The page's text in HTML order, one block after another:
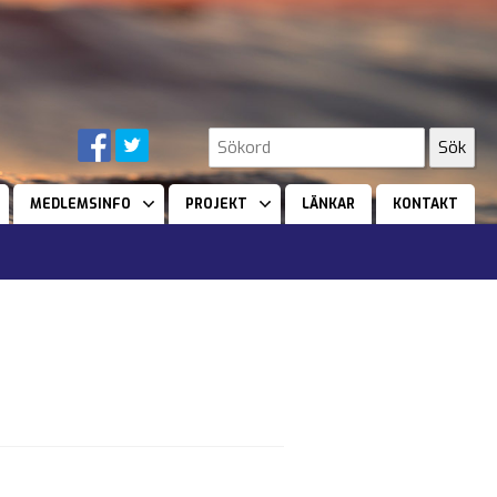
MEDLEMSINFO PROJEKT LÄNKAR KONTAKT